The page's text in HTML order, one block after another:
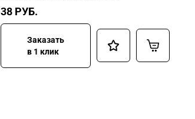
38 РУБ.
Заказать
в 1 клик